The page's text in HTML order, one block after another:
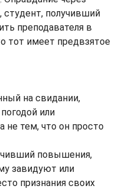
получивший
преподавателя в
тот имеет предвзятое
на свидании,
или
не тем, что он просто
повышения,
завидуют или
признания своих